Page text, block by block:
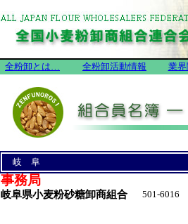
全粉卸とは… 全粉卸活動情報 業
岐 阜
事務局
岐阜県小麦粉砂糖卸商組合 501-6016